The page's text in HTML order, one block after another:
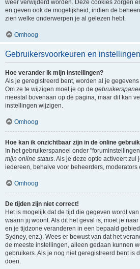
weer verwijderd worden. Deze cookies zorgen
en geven ook de mogelijkheid, indien de
zien welke onderwerpen je al gelezen hebt.
Omhoog
Gebruikersvoorkeuren en instellingen
Hoe verander ik mijn instellingen?
Als je geregistreerd bent, worden al je
Om ze te wijzigen moet je op de
meestal bovenaan op de pagina, maar dit kan
instellingen wijzigen.
Omhoog
Hoe kan ik onzichtbaar zijn in de online
In het gebruikerspaneel onder
mijn online status. Als je deze optie activeert zul
iedereen, behalve voor beheerders, moderators
Omhoog
De tijden zijn niet correct!
Het is mogelijk dat de tijd die gegeven wordt
waarin jij woont. Als dit het geval is, moet je
en je tijdzone veranderen in een bepaald
Sydney, enz.). Wees er bewust van dat het
de meeste instellingen, alleen gedaan kunnen
gebruikers. Als je nog niet geregistreerd bent is
doen.